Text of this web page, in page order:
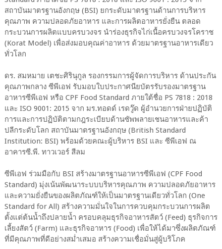
สถาบันมาตรฐานอังกฤษ (BSI) ยกระดับมาตรฐานด้านการบริหาร
คุณภาพ ความปลอดภัยอาหาร และการผลิตอาหารยั่งยืน ตลอด
กระบวนการผลิตแบบครบวงจร นำร่องธุรกิจไก่เนื้อครบวงจรโคราช
(Korat Model) เพื่อส่งมอบคุณค่าอาหาร ด้วยมาตรฐานอาหารเดียว
ทั่วโลก
ดร. สมหมาย เตชะศิรินุกูล รองกรรมการผู้จัดการบริหาร ด้านประกัน
คุณภาพกลาง ซีพีเอฟ รับมอบใบประกาศนียบัตรรับรองมาตรฐาน
อาหารซีพีเอฟ หรือ CPF Food Standard ภายใต้ชื่อ PS 7818 : 2018
และ ISO 9001: 2015 จาก มร.ทอดด์ เรดวู๊ด ผู้อำนวยการฝ่ายปฏิบัติ
การและการปฏิบัติตามกฎระเบียบด้านซัพพลายเชนอาหารและค้า
ปลีกระดับโลก สถาบันมาตรฐานอังกฤษ (British Standard
Institution: BSI) พร้อมด้วยคณะผู้บริหาร BSI และ ซีพีเอฟ ณ
อาคารซี.พี. ทาวเวอร์ สีลม
ซีพีเอฟ ร่วมมือกับ BSI สร้างมาตรฐานอาหารซีพีเอฟ (CPF Food
Standard) มุ่งเน้นพัฒนาระบบบริหารคุณภาพ ความปลอดภัยอาหาร
และความยั่งยืนของผลิตภัณฑ์ให้เป็นมาตรฐานเดียวทั่วโลก (One
Standard for All) สร้างความมั่นใจในการควบคุมกระบวนการผลิต
ตั้งแต่ต้นน้ำถึงปลายน้ำ ครอบคลุมธุรกิจอาหารสัตว์ (Feed) ธุรกิจการ
เลี้ยงสัตว์ (Farm) และธุรกิจอาหาร (Food) เพื่อให้ได้มาซึ่งผลิตภัณฑ์
ที่มีคุณภาพที่ดีอย่างสม่ำเสมอ สร้างความเชื่อมั่นสู่ผู้บริโภค